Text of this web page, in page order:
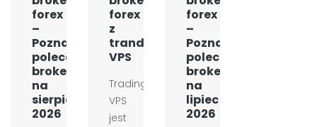
forex
–
Poznaj
polecanych
brokerów
na
sierpień
2026
forex
z
tranding
VPS
Trading
VPS
jest
forex
–
Poznaj
polecanych
brokerów
na
lipiec
2026